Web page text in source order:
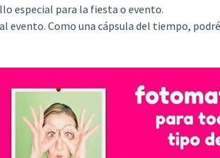
especial para la fiesta o evento.
evento. Como una cápsula del tiempo,